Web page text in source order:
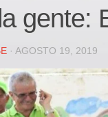
gente:
· AGOSTO 19, 2019